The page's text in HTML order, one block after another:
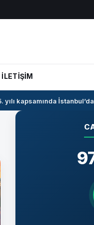
İLETİŞİM
kapsamında İstanbul’da